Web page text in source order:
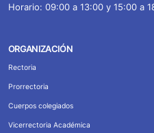
Horario: 09:00 a 13:00 y 15:00 a
ORGANIZACIÓN
Rectoria
Prorrectoria
Cuerpos colegiados
Vicerrectoria Académica